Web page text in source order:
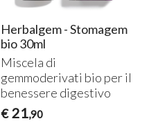
Herbalgem - Stomagem
bio 30ml
Miscela di
gemmoderivati bio per il
benessere digestivo
€ 21,90